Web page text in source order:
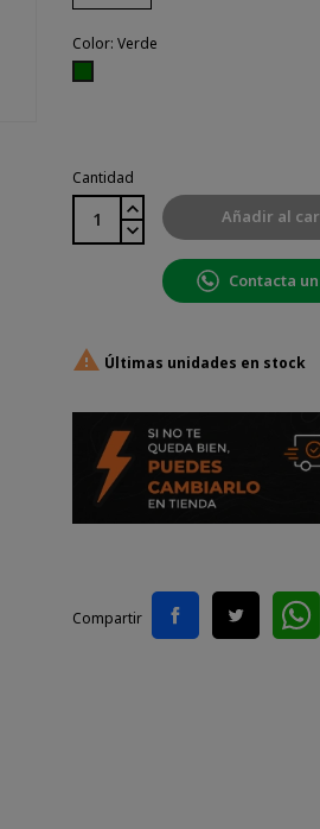
Color: Verde
Cantidad
Añadir al
Contacta
 Últimas unidades en stock
Compartir